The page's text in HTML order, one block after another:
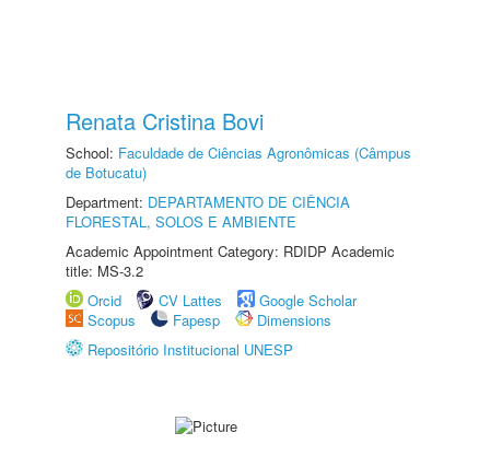
Renata Cristina Bovi
School: Faculdade de Ciências Agronômicas (Câmpus
de Botucatu)
Department: DEPARTAMENTO DE CIÊNCIA
FLORESTAL, SOLOS E AMBIENTE
Academic Appointment Category: RDIDP Academic
title: MS-3.2
Orcid
CV Lattes
Google Scholar
Scopus
Fapesp
Dimensions
Repositório Institucional UNESP